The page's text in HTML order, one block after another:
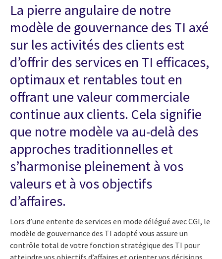
La pierre angulaire de notre
modèle de gouvernance des TI axé
sur les activités des clients est
d’offrir des services en TI efficaces,
optimaux et rentables tout en
offrant une valeur commerciale
continue aux clients. Cela signifie
que notre modèle va au-delà des
approches traditionnelles et
s’harmonise pleinement à vos
valeurs et à vos objectifs
d’affaires.
Lors d’une entente de services en mode délégué avec CGI, le
modèle de gouvernance des TI adopté vous assure un
contrôle total de votre fonction stratégique des TI pour